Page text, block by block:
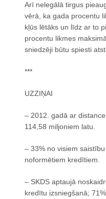
Arī nelegālā tirgus
vērā, ka gada procentu
kļūs lētāks un līdz ar to
procentu likmes
sniedzēji būtu spiesti
***
UZZIŅAI
– 2012. gadā ar
114,58 miljoniem latu.
– 33% no visiem
noformētiem kredītiem.
– SKDS aptaujā
kredītu izsniegšanā;